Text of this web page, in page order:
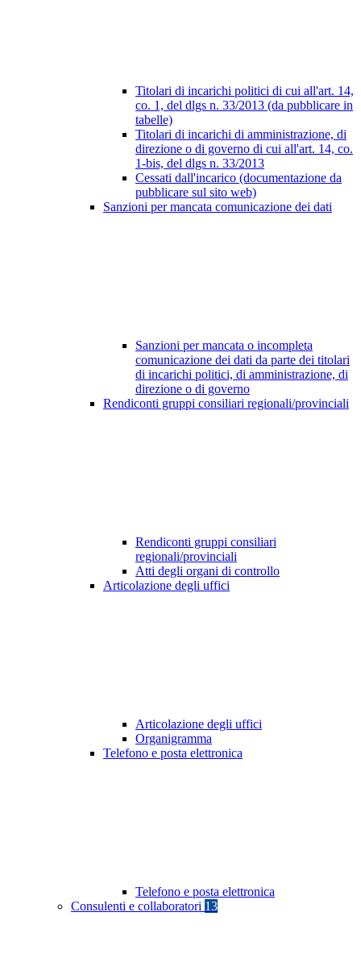
Titolari di incarichi politici di cui all'art. 14,
co. 1, del dlgs n. 33/2013 (da pubblicare in
tabelle)
Titolari di incarichi di amministrazione, di
direzione o di governo di cui all'art. 14, co.
1-bis, del dlgs n. 33/2013
Cessati dall'incarico (documentazione da
pubblicare sul sito web)
Sanzioni per mancata comunicazione dei dati
Sanzioni per mancata o incompleta
comunicazione dei dati da parte dei titolari
di incarichi politici, di amministrazione, di
direzione o di governo
Rendiconti gruppi consiliari regionali/provinciali
Rendiconti gruppi consiliari
regionali/provinciali
Atti degli organi di controllo
Articolazione degli uffici
Articolazione degli uffici
Organigramma
Telefono e posta elettronica
Telefono e posta elettronica
Consulenti e collaboratori 13